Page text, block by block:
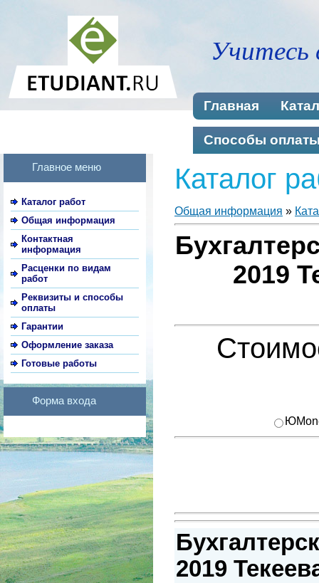
Учитесь
Главная
Способы
Главное меню
Каталог работ
Общая информация
Контактная
информация
Расценки по видам
работ
Реквизиты и способы
оплаты
Гарантии
Оформление заказа
Готовые работы
Форма входа
Каталог
Общая информация »
2019
2019